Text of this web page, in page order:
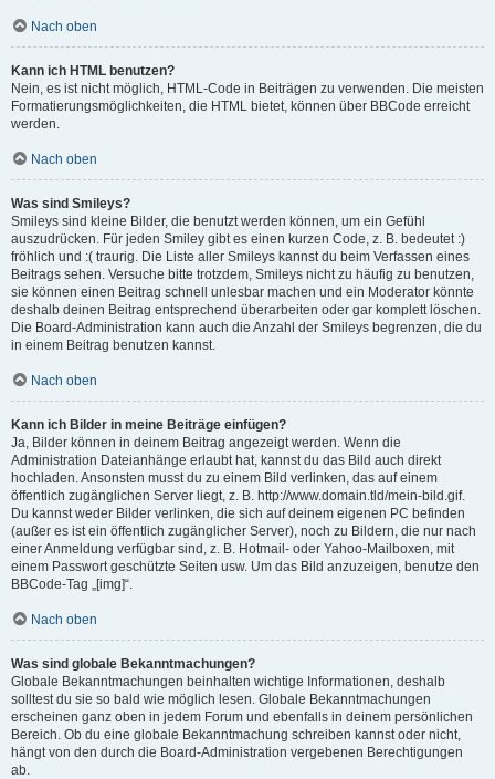
Nach oben
Kann ich HTML benutzen?
Nein, es ist nicht möglich, HTML-Code in Beiträgen zu verwenden. Die meisten
Formatierungsmöglichkeiten, die HTML bietet, können über BBCode erreicht
werden.
Nach oben
Was sind Smileys?
Smileys sind kleine Bilder, die benutzt werden können, um ein Gefühl
auszudrücken. Für jeden Smiley gibt es einen kurzen Code, z. B. bedeutet :)
fröhlich und :( traurig. Die Liste aller Smileys kannst du beim Verfassen eines
Beitrags sehen. Versuche bitte trotzdem, Smileys nicht zu häufig zu benutzen,
sie können einen Beitrag schnell unlesbar machen und ein Moderator könnte
deshalb deinen Beitrag entsprechend überarbeiten oder gar komplett löschen.
Die Board-Administration kann auch die Anzahl der Smileys begrenzen, die du
in einem Beitrag benutzen kannst.
Nach oben
Kann ich Bilder in meine Beiträge einfügen?
Ja, Bilder können in deinem Beitrag angezeigt werden. Wenn die
Administration Dateianhänge erlaubt hat, kannst du das Bild auch direkt
hochladen. Ansonsten musst du zu einem Bild verlinken, das auf einem
öffentlich zugänglichen Server liegt, z. B. http://www.domain.tld/mein-bild.gif.
Du kannst weder Bilder verlinken, die sich auf deinem eigenen PC befinden
(außer es ist ein öffentlich zugänglicher Server), noch zu Bildern, die nur nach
einer Anmeldung verfügbar sind, z. B. Hotmail- oder Yahoo-Mailboxen, mit
einem Passwort geschützte Seiten usw. Um das Bild anzuzeigen, benutze den
BBCode-Tag „[img]“.
Nach oben
Was sind globale Bekanntmachungen?
Globale Bekanntmachungen beinhalten wichtige Informationen, deshalb
solltest du sie so bald wie möglich lesen. Globale Bekanntmachungen
erscheinen ganz oben in jedem Forum und ebenfalls in deinem persönlichen
Bereich. Ob du eine globale Bekanntmachung schreiben kannst oder nicht,
hängt von den durch die Board-Administration vergebenen Berechtigungen
ab.